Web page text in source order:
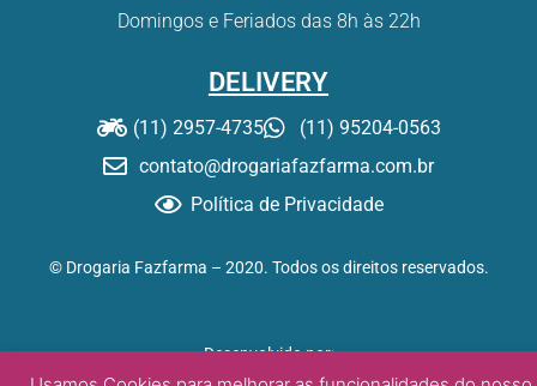
Domingos e Feriados das 8h às 22h
DELIVERY
(11) 2957-4735
(11) 95204-0563
contato@drogariafazfarma.com.br
Política de Privacidade
© Drogaria Fazfarma – 2020. Todos os direitos reservados.
Desenvolvido por: